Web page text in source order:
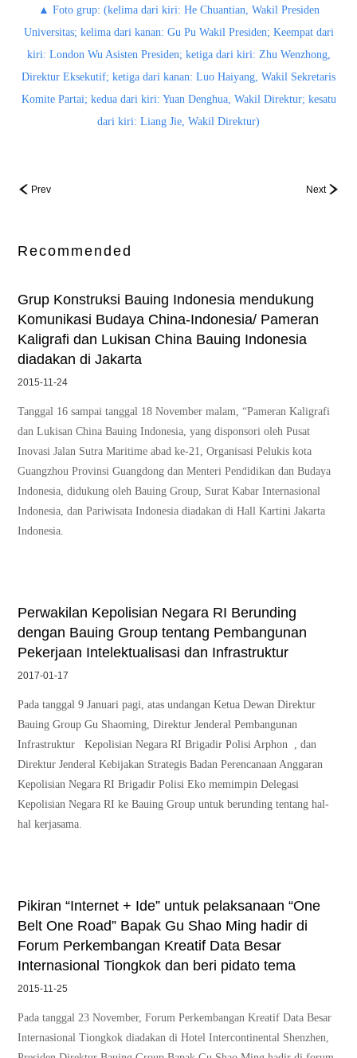
▲ Foto grup: (kelima dari kiri: He Chuantian, Wakil Presiden
Universitas; kelima dari kanan: Gu Pu Wakil Presiden; Keempat dari
kiri: London Wu Asisten Presiden; ketiga dari kiri: Zhu Wenzhong,
Direktur Eksekutif; ketiga dari kanan: Luo Haiyang, Wakil Sekretaris
Komite Partai; kedua dari kiri: Yuan Denghua, Wakil Direktur; kesatu
dari kiri: Liang Jie, Wakil Direktur)
Prev Next
Recommended
Grup Konstruksi Bauing Indonesia mendukung
Komunikasi Budaya China-Indonesia/ Pameran
Kaligrafi dan Lukisan China Bauing Indonesia
diadakan di Jakarta
2015-11-24
Tanggal 16 sampai tanggal 18 November malam, “Pameran Kaligrafi
dan Lukisan China Bauing Indonesia, yang disponsori oleh Pusat
Inovasi Jalan Sutra Maritime abad ke-21, Organisasi Pelukis kota
Guangzhou Provinsi Guangdong dan Menteri Pendidikan dan Budaya
Indonesia, didukung oleh Bauing Group, Surat Kabar Internasional
Indonesia, dan Pariwisata Indonesia diadakan di Hall Kartini Jakarta
Indonesia.
Perwakilan Kepolisian Negara RI Berunding
dengan Bauing Group tentang Pembangunan
Pekerjaan Intelektualisasi dan Infrastruktur
2017-01-17
Pada tanggal 9 Januari pagi, atas undangan Ketua Dewan Direktur
Bauing Group Gu Shaoming, Direktur Jenderal Pembangunan
Infrastruktur Kepolisian Negara RI Brigadir Polisi Arphon , dan
Direktur Jenderal Kebijakan Strategis Badan Perencanaan Anggaran
Kepolisian Negara RI Brigadir Polisi Eko memimpin Delegasi
Kepolisian Negara RI ke Bauing Group untuk berunding tentang hal-
hal kerjasama.
Pikiran “Internet + Ide” untuk pelaksanaan “One
Belt One Road” Bapak Gu Shao Ming hadir di
Forum Perkembangan Kreatif Data Besar
Internasional Tiongkok dan beri pidato tema
2015-11-25
Pada tanggal 23 November, Forum Perkembangan Kreatif Data Besar
Internasional Tiongkok diadakan di Hotel Intercontinental Shenzhen,